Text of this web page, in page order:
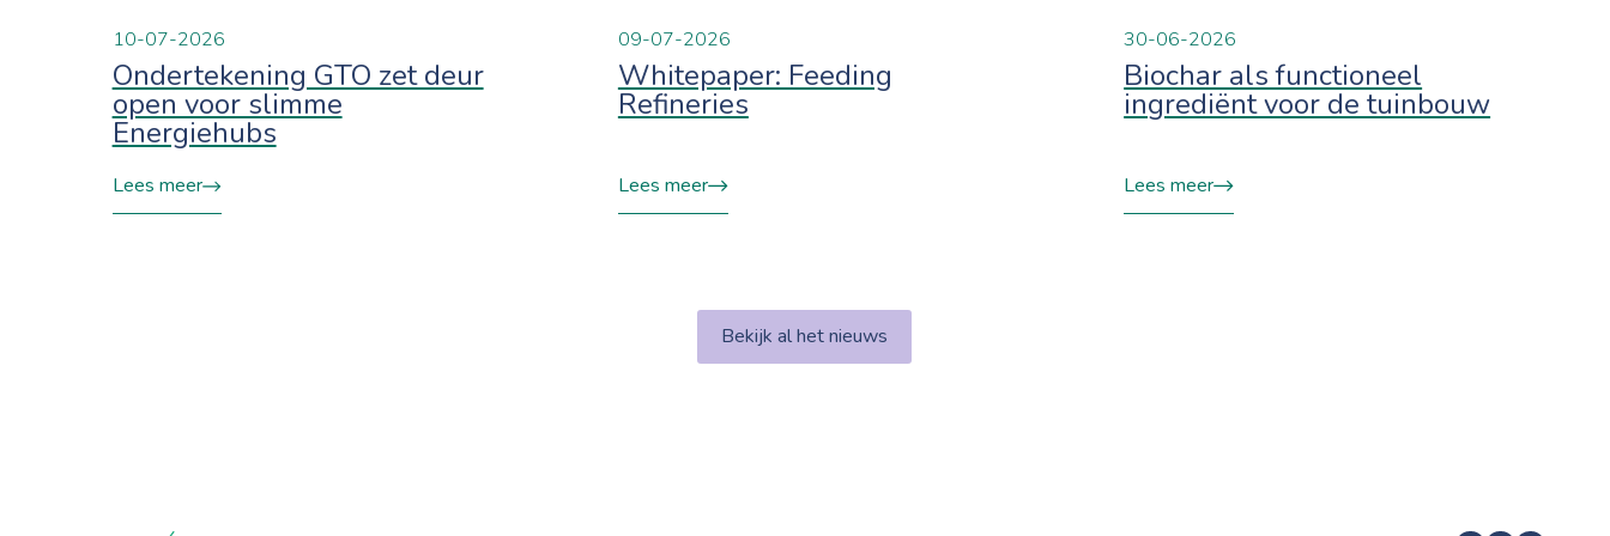
10-07-2026
Ondertekening GTO zet deur
open voor slimme
Energiehubs
Lees meer
09-07-2026
Whitepaper: Feeding
Refineries
Lees meer
30-06-2026
Biochar als functioneel
ingrediënt voor de tuinbouw
Lees meer
Bekijk al het nieuws